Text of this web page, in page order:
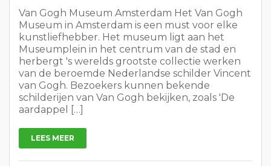
Van Gogh Museum Amsterdam Het Van Gogh
Museum in Amsterdam is een must voor elke
kunstliefhebber. Het museum ligt aan het
Museumplein in het centrum van de stad en
herbergt 's werelds grootste collectie werken
van de beroemde Nederlandse schilder Vincent
van Gogh. Bezoekers kunnen bekende
schilderijen van Van Gogh bekijken, zoals 'De
aardappel […]
LEES MEER